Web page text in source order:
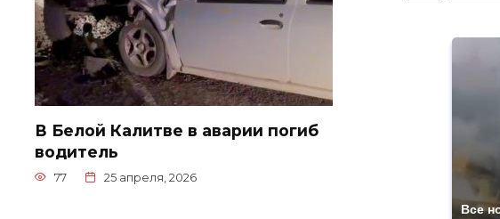
В Белой Калитве в аварии погиб
водитель
77 25 апреля, 2026
Все